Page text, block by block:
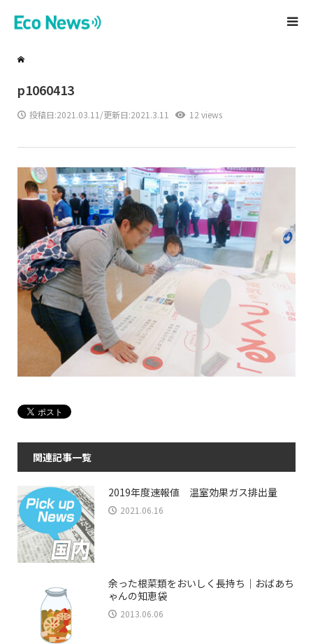
p1060413
投稿日:2021.03.11 /更新日:2021.3.11 12 views
関連記事一覧
2019年度速報値 温室効果ガス排出量
2021.06.16
余った根菜類をおいしく長持ち｜おばあち
ゃんの知恵袋
2013.06.06